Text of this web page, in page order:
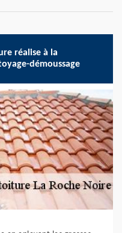
réalise à la
démoussage